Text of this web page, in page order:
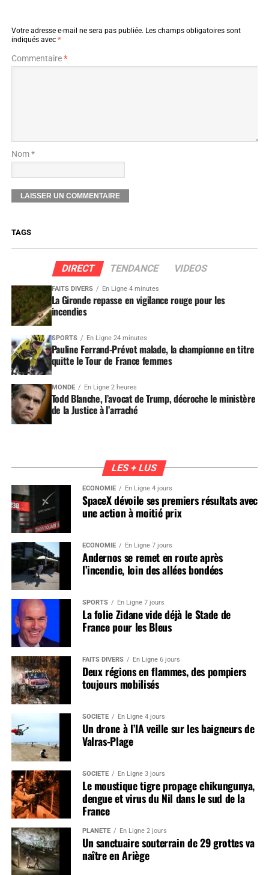
Votre adresse e-mail ne sera pas publiée. Les champs obligatoires sont
indiqués avec *
Commentaire*
Nom *
TAGS
DIRECT TENDANCE VIDEOS
FAITS DIVERS En Ligne 4 minutes
La Gironde repasse en vigilance rouge pour les
incendies
SPORTS En Ligne 24 minutes
Pauline Ferrand-Prévot malade, la championne en titre
quitte le Tour de France femmes
MONDE En Ligne 2 heures
Todd Blanche, l’avocat de Trump, décroche le ministère
de la Justice à l’arraché
LES + LUS
ÉCONOMIE En Ligne 4 jours
SpaceX dévoile ses premiers résultats avec
une action à moitié prix
ÉCONOMIE En Ligne 7 jours
Andernos se remet en route après
l’incendie, loin des allées bondées
SPORTS En Ligne 7 jours
La folie Zidane vide déjà le Stade de
France pour les Bleus
FAITS DIVERS En Ligne 6 jours
Deux régions en flammes, des pompiers
toujours mobilisés
SOCIÉTÉ En Ligne 4 jours
Un drone à l’IA veille sur les baigneurs de
Valras-Plage
SOCIÉTÉ En Ligne 3 jours
Le moustique tigre propage chikungunya,
dengue et virus du Nil dans le sud de la
France
PLANÈTE En Ligne 2 jours
Un sanctuaire souterrain de 29 grottes va
naître en Ariège